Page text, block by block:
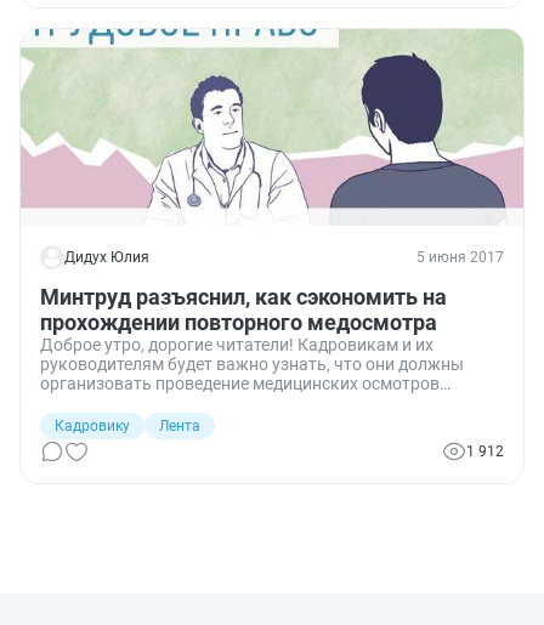
Дидух Юлия 5 июня 2017
Минтруд разъяснил, как сэкономить на
прохождении повторного медосмотра
Доброе утро, дорогие читатели! Кадровикам и их
руководителям будет важно узнать, что они должны
организовать проведение медицинских осмотров
письме рассказал, каких именно специалистов
обязательно должны осмотреть врачи, перед тем, как
они приступят к работе.
Кадровику
Лента
1 912